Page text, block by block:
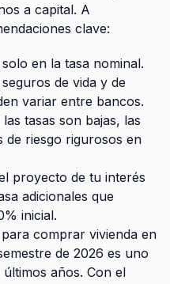
a capital. A
clave:
en la tasa nominal.
de vida y de
variar entre bancos.
tasas son bajas, las
de riesgo rigurosos en
proyecto de tu interés
adicionales que
inicial.
comprar vivienda en
de 2026 es uno
años. Con el